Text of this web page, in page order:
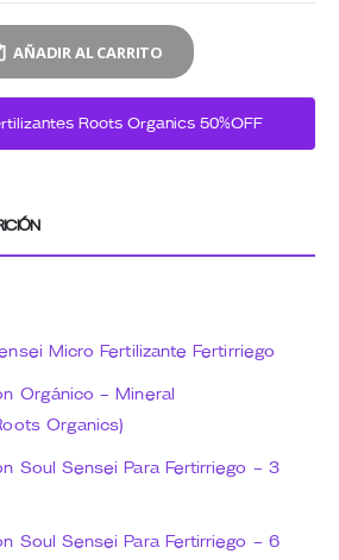
AÑADIR AL CARRITO
Roots Organics 50%OFF
Micro Fertilizante Fertirriego
Orgánico – Mineral
Organics)
Soul Sensei Para Fertirriego – 3
Soul Sensei Para Fertirriego – 6